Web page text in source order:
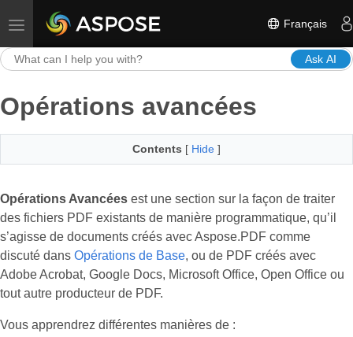
Toggle navigation Français
Ask AI
Opérations avancées
Contents [ Hide ]
Opérations Avancées est une section sur la façon de traiter
des fichiers PDF existants de manière programmatique, qu’il
s’agisse de documents créés avec Aspose.PDF comme
discuté dans Opérations de Base, ou de PDF créés avec
Adobe Acrobat, Google Docs, Microsoft Office, Open Office ou
tout autre producteur de PDF.
Vous apprendrez différentes manières de :